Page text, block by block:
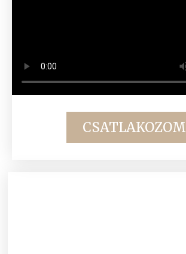
CSATLAKOZOM